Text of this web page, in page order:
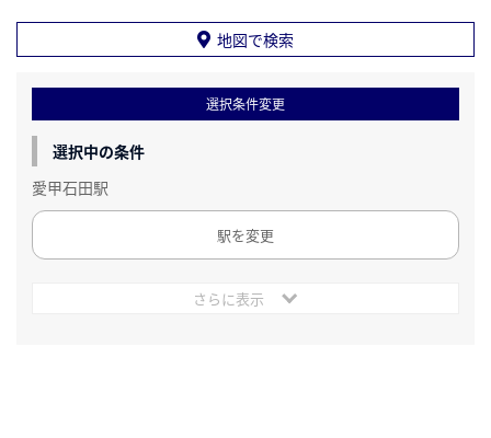
地図で検索
選択条件変更
選択中の条件
愛甲石田駅
駅を変更
さらに表示